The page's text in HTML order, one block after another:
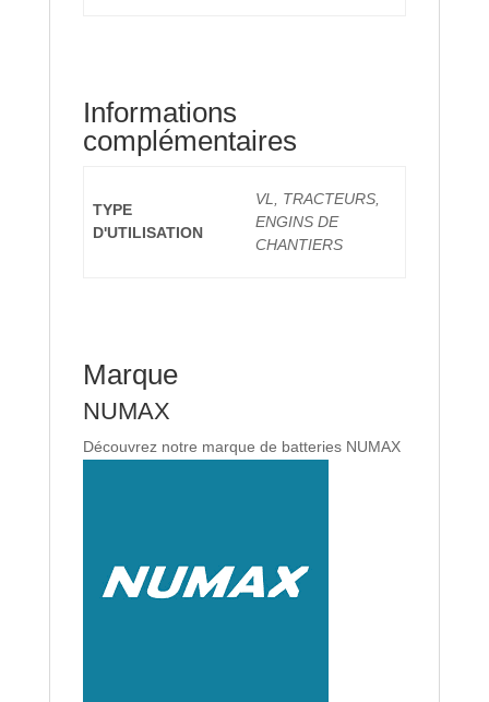
Informations
complémentaires
TYPE
D'UTILISATION
VL, TRACTEURS,
ENGINS DE
CHANTIERS
Marque
NUMAX
Découvrez notre marque de batteries NUMAX